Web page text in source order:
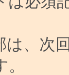
は、次